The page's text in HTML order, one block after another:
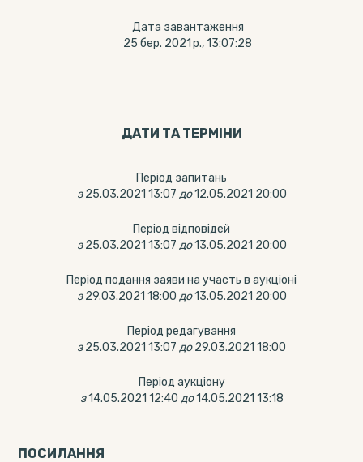
Дата завантаження
25 бер. 2021 р., 13:07:28
ДАТИ ТА ТЕРМIНИ
Період запитань
з 25.03.2021 13:07 до 12.05.2021 20:00
Період відповідей
з 25.03.2021 13:07 до 13.05.2021 20:00
Період подання заяви на участь в аукціоні
з 29.03.2021 18:00 до 13.05.2021 20:00
Період редагування
з 25.03.2021 13:07 до 29.03.2021 18:00
Період аукціону
з 14.05.2021 12:40 до 14.05.2021 13:18
ПОСИЛАННЯ